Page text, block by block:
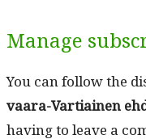
Manage
You can fol­low the
vaara-Var­ti­ainen
hav­ing to leave a